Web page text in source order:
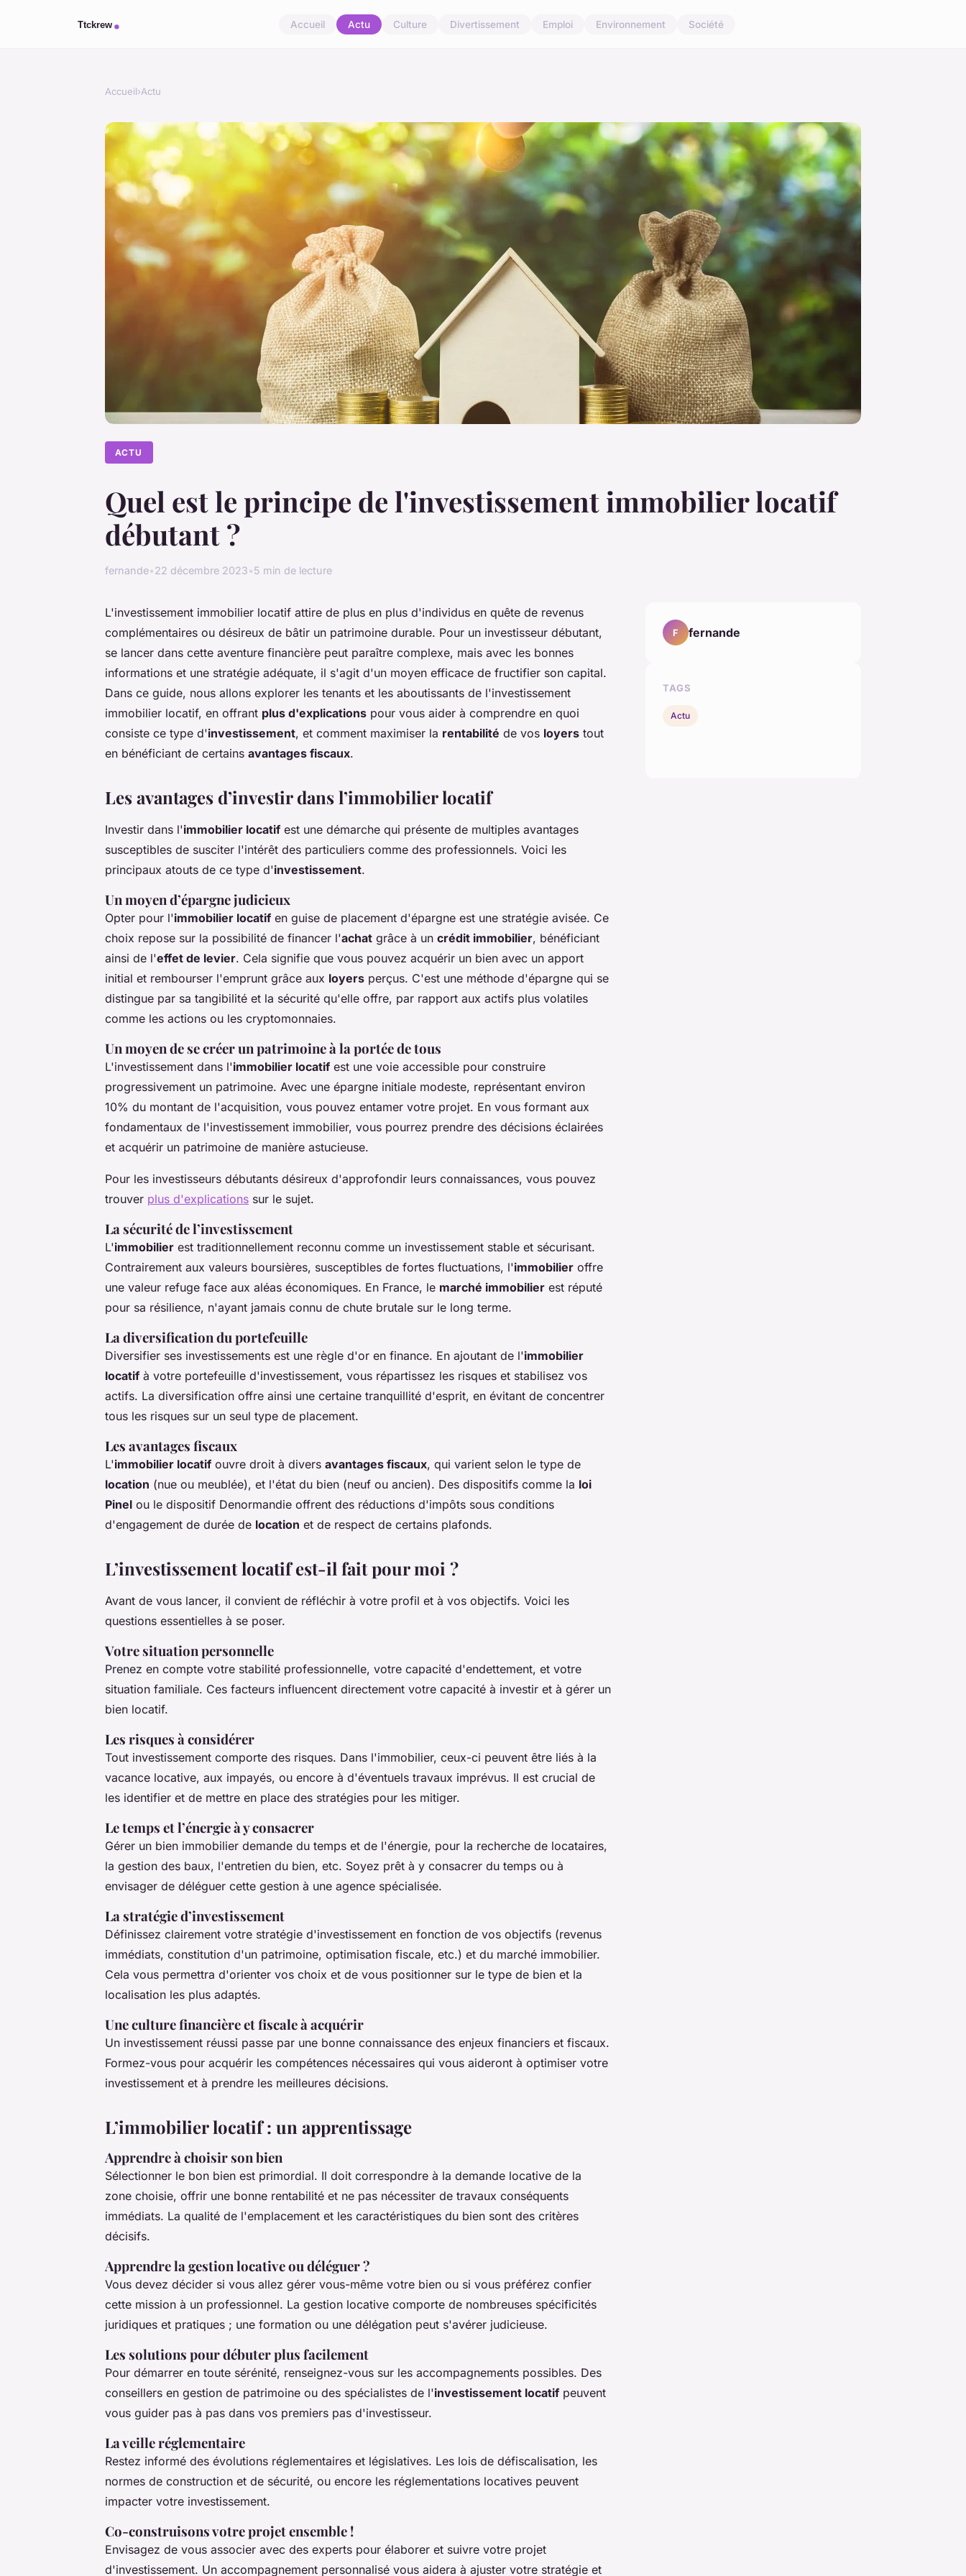
Accueil Actu Culture Divertissement Emploi Environnement Société
Accueil›Actu
ACTU
Quel est le principe de l'investissement immobilier locatif
débutant ?
fernande•22 décembre 2023•5 min de lecture
L'investissement immobilier locatif attire de plus en plus d'individus en quête de revenus
complémentaires ou désireux de bâtir un patrimoine durable. Pour un investisseur débutant,
se lancer dans cette aventure financière peut paraître complexe, mais avec les bonnes
informations et une stratégie adéquate, il s'agit d'un moyen efficace de fructifier son capital.
Dans ce guide, nous allons explorer les tenants et les aboutissants de l'investissement
immobilier locatif, en offrant plus d'explications pour vous aider à comprendre en quoi
consiste ce type d'investissement, et comment maximiser la rentabilité de vos loyers tout
en bénéficiant de certains avantages fiscaux.
Les avantages d’investir dans l’immobilier locatif
Investir dans l'immobilier locatif est une démarche qui présente de multiples avantages
susceptibles de susciter l'intérêt des particuliers comme des professionnels. Voici les
principaux atouts de ce type d'investissement.
Un moyen d’épargne judicieux
Opter pour l'immobilier locatif en guise de placement d'épargne est une stratégie avisée. Ce
choix repose sur la possibilité de financer l'achat grâce à un crédit immobilier, bénéficiant
ainsi de l'effet de levier. Cela signifie que vous pouvez acquérir un bien avec un apport
initial et rembourser l'emprunt grâce aux loyers perçus. C'est une méthode d'épargne qui se
distingue par sa tangibilité et la sécurité qu'elle offre, par rapport aux actifs plus volatiles
comme les actions ou les cryptomonnaies.
Un moyen de se créer un patrimoine à la portée de tous
L'investissement dans l'immobilier locatif est une voie accessible pour construire
progressivement un patrimoine. Avec une épargne initiale modeste, représentant environ
10% du montant de l'acquisition, vous pouvez entamer votre projet. En vous formant aux
fondamentaux de l'investissement immobilier, vous pourrez prendre des décisions éclairées
et acquérir un patrimoine de manière astucieuse.
Pour les investisseurs débutants désireux d'approfondir leurs connaissances, vous pouvez
trouver plus d'explications sur le sujet.
La sécurité de l’investissement
L'immobilier est traditionnellement reconnu comme un investissement stable et sécurisant.
Contrairement aux valeurs boursières, susceptibles de fortes fluctuations, l'immobilier offre
une valeur refuge face aux aléas économiques. En France, le marché immobilier est réputé
pour sa résilience, n'ayant jamais connu de chute brutale sur le long terme.
La diversification du portefeuille
Diversifier ses investissements est une règle d'or en finance. En ajoutant de l'immobilier
locatif à votre portefeuille d'investissement, vous répartissez les risques et stabilisez vos
actifs. La diversification offre ainsi une certaine tranquillité d'esprit, en évitant de concentrer
tous les risques sur un seul type de placement.
Les avantages fiscaux
L'immobilier locatif ouvre droit à divers avantages fiscaux, qui varient selon le type de
location (nue ou meublée), et l'état du bien (neuf ou ancien). Des dispositifs comme la loi
Pinel ou le dispositif Denormandie offrent des réductions d'impôts sous conditions
d'engagement de durée de location et de respect de certains plafonds.
L’investissement locatif est-il fait pour moi ?
Avant de vous lancer, il convient de réfléchir à votre profil et à vos objectifs. Voici les
questions essentielles à se poser.
Votre situation personnelle
Prenez en compte votre stabilité professionnelle, votre capacité d'endettement, et votre
situation familiale. Ces facteurs influencent directement votre capacité à investir et à gérer un
bien locatif.
Les risques à considérer
Tout investissement comporte des risques. Dans l'immobilier, ceux-ci peuvent être liés à la
vacance locative, aux impayés, ou encore à d'éventuels travaux imprévus. Il est crucial de
les identifier et de mettre en place des stratégies pour les mitiger.
Le temps et l’énergie à y consacrer
Gérer un bien immobilier demande du temps et de l'énergie, pour la recherche de locataires,
la gestion des baux, l'entretien du bien, etc. Soyez prêt à y consacrer du temps ou à
envisager de déléguer cette gestion à une agence spécialisée.
La stratégie d’investissement
Définissez clairement votre stratégie d'investissement en fonction de vos objectifs (revenus
immédiats, constitution d'un patrimoine, optimisation fiscale, etc.) et du marché immobilier.
Cela vous permettra d'orienter vos choix et de vous positionner sur le type de bien et la
localisation les plus adaptés.
Une culture financière et fiscale à acquérir
Un investissement réussi passe par une bonne connaissance des enjeux financiers et fiscaux.
Formez-vous pour acquérir les compétences nécessaires qui vous aideront à optimiser votre
investissement et à prendre les meilleures décisions.
L’immobilier locatif : un apprentissage
Apprendre à choisir son bien
Sélectionner le bon bien est primordial. Il doit correspondre à la demande locative de la
zone choisie, offrir une bonne rentabilité et ne pas nécessiter de travaux conséquents
immédiats. La qualité de l'emplacement et les caractéristiques du bien sont des critères
décisifs.
Apprendre la gestion locative ou déléguer ?
Vous devez décider si vous allez gérer vous-même votre bien ou si vous préférez confier
cette mission à un professionnel. La gestion locative comporte de nombreuses spécificités
juridiques et pratiques ; une formation ou une délégation peut s'avérer judicieuse.
Les solutions pour débuter plus facilement
Pour démarrer en toute sérénité, renseignez-vous sur les accompagnements possibles. Des
conseillers en gestion de patrimoine ou des spécialistes de l'investissement locatif peuvent
vous guider pas à pas dans vos premiers pas d'investisseur.
La veille réglementaire
Restez informé des évolutions réglementaires et législatives. Les lois de défiscalisation, les
normes de construction et de sécurité, ou encore les réglementations locatives peuvent
impacter votre investissement.
Co-construisons votre projet ensemble !
Envisagez de vous associer avec des experts pour élaborer et suivre votre projet
d'investissement. Un accompagnement personnalisé vous aidera à ajuster votre stratégie et
F fernande
TAGS
Actu